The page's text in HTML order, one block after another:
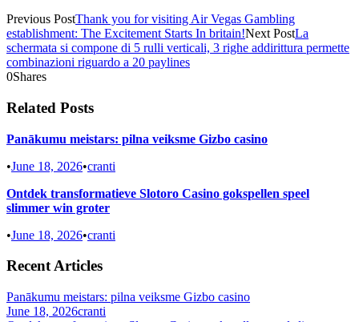
Previous PostThank you for visiting Air Vegas Gambling
establishment: The Excitement Starts In britain!Next PostLa
schermata si compone di 5 rulli verticali, 3 righe addirittura permette
combinazioni riguardo a 20 paylines
0Shares
Related Posts
Panākumu meistars: pilna veiksme Gizbo casino
•June 18, 2026•cranti
Ontdek transformatieve Slotoro Casino gokspellen speel
slimmer win groter
•June 18, 2026•cranti
Recent Articles
Panākumu meistars: pilna veiksme Gizbo casino
June 18, 2026cranti